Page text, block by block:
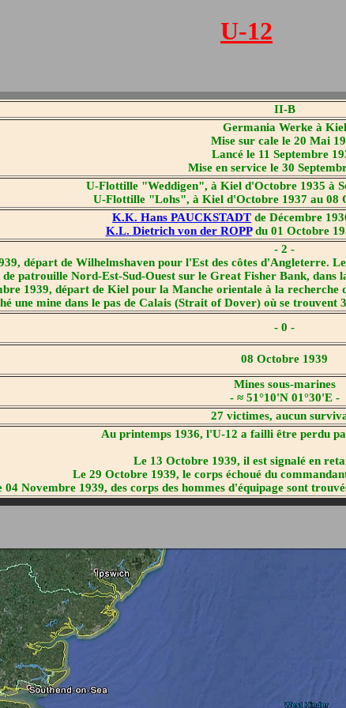
U-12
II-B
Germania Werke à Kiel
Mise sur cale le 20 Mai
Lancé le 11 Septembre
Mise en service le 30
U-Flottille "Weddigen", à Kiel d'Octobre 1935 à
U-Flottille "Lohs", à Kiel d'Octobre 1937 au 08
K.K. Hans PAUCKSTADT de Décembre
K.L. Dietrich von der ROPPdu 01 Octobre
- 2 -
départ de Wilhelmshaven pour l'Est des côtes d'Angleterre.
patrouille Nord-Est-Sud-Ouest sur le Great Fisher Bank,
1939, départ de Kiel pour la Manche orientale à la
une mine dans le pas de Calais (Strait of Dover) où se trouvent
- 0 -
08 Octobre 1939
Mines sous-marines
- ≈ 51°10'N 01°30'E -
27 victimes, aucun
Au printemps 1936, l'U-12 a failli être perdu
Le 13 Octobre 1939, il est signalé en
Le 29 Octobre 1939, le corps échoué du
04 Novembre 1939, des corps des hommes d'équipage sont